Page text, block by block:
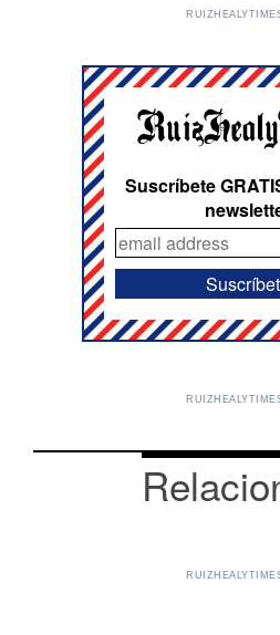
Suscríbete